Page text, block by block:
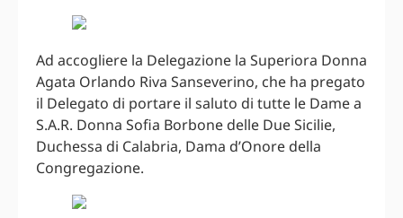
Ad accogliere la Delegazione la Superiora Donna
Agata Orlando Riva Sanseverino, che ha pregato
il Delegato di portare il saluto di tutte le Dame a
S.A.R. Donna Sofia Borbone delle Due Sicilie,
Duchessa di Calabria, Dama d’Onore della
Congregazione.